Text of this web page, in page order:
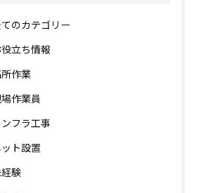
のカテゴリー
役立ち情報
作業
作業員
フラ工事
ト設置
験